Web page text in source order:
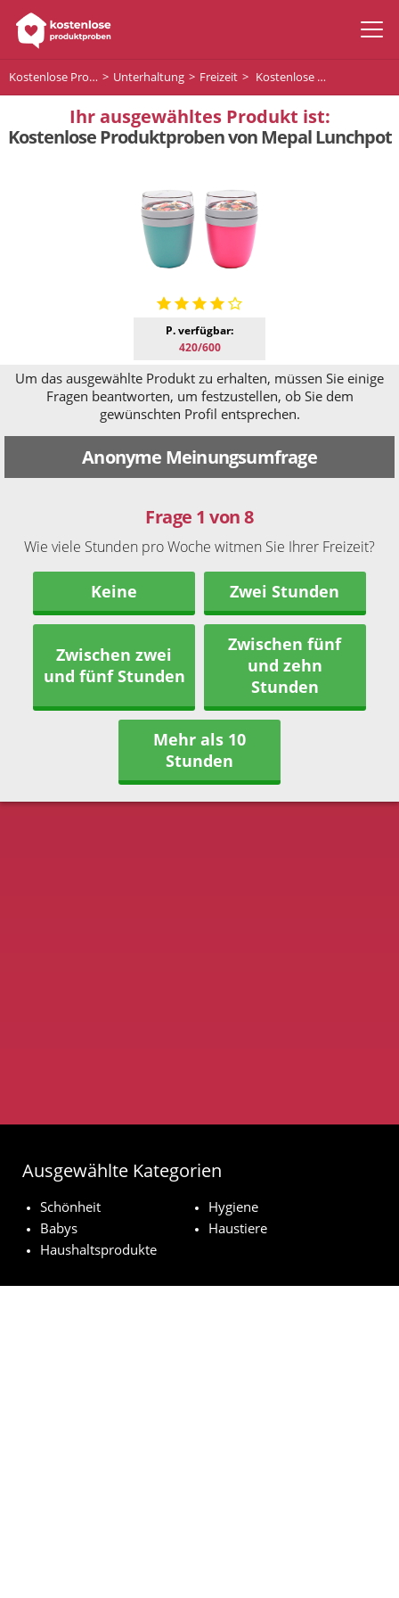
Kostenlose Produktproben Unterhaltung Freizeit Kostenlose Produktproben von Mepal Lunchpot
Ihr ausgewähltes Produkt ist:
Kostenlose Produktproben von Mepal Lunchpot
P. verfügbar:
420/600
Anonyme Meinungsumfrage
Um das ausgewählte Produkt zu erhalten, müssen Sie einige
Fragen beantworten, um festzustellen, ob Sie dem
gewünschten Profil entsprechen.
Frage 1 von 8
Wie viele Stunden pro Woche witmen Sie Ihrer Freizeit?
Keine Zwei Stunden
Zwischen zwei
und fünf Stunden
Zwischen fünf
und zehn
Stunden
Mehr als 10
Stunden
Ausgewählte Kategorien
Schönheit
Hygiene
Babys
Haustiere
Haushaltsprodukte
Ausgewählt Marken